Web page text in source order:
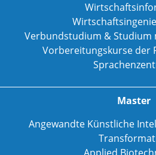
Verbundstudium & Studium
Vorbereitungskurse der
Master
Angewandte Künstliche